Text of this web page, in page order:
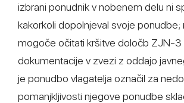
izbrani ponudnik v nobenem delu ni
kakorkoli dopolnjeval svoje ponudbe;
mogoče očitati kršitve določb ZJN-3
dokumentacije v zvezi z oddajo
je ponudbo vlagatelja označil za
pomanjkljivosti njegove ponudbe